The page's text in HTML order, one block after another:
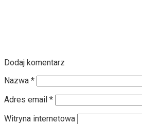
Dodaj komentarz
Nazwa *
Adres email *
Witryna internetowa